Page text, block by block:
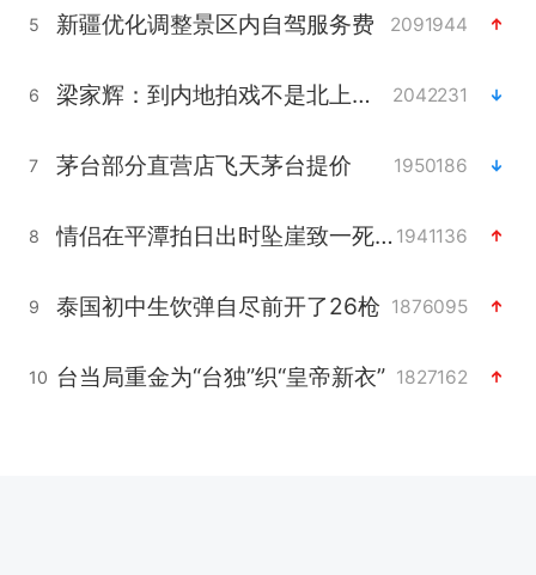
5 新疆优化调整景区内自驾服务费 2091944
6 梁家辉：到内地拍戏不是北上是回归 2042231
7 茅台部分直营店飞天茅台提价 1950186
8 情侣在平潭拍日出时坠崖致一死一伤 1941136
9 泰国初中生饮弹自尽前开了26枪 1876095
10 台当局重金为“台独”织“皇帝新衣” 1827162